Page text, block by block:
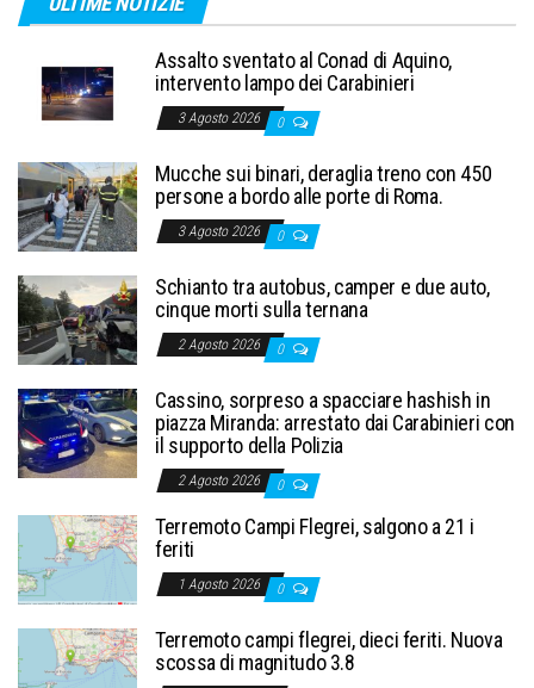
Assalto sventato al Conad di Aquino,
intervento lampo dei Carabinieri
3 Agosto 2026 0
Mucche sui binari, deraglia treno con 450
persone a bordo alle porte di Roma.
3 Agosto 2026 0
Schianto tra autobus, camper e due auto,
cinque morti sulla ternana
2 Agosto 2026 0
Cassino, sorpreso a spacciare hashish in
piazza Miranda: arrestato dai Carabinieri con
il supporto della Polizia
2 Agosto 2026 0
Terremoto Campi Flegrei, salgono a 21 i
feriti
1 Agosto 2026 0
Terremoto campi flegrei, dieci feriti. Nuova
scossa di magnitudo 3.8